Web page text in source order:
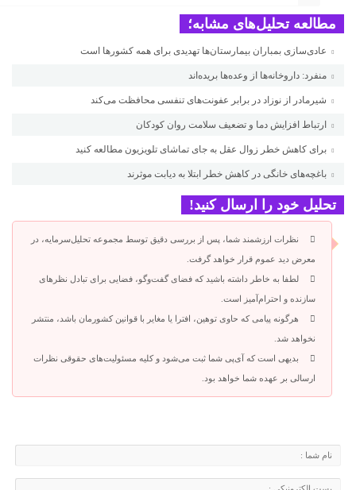
مطالعه تحلیل‌های مشابه؛
عادی‌سازی بمباران بیمارستان‌ها تهدیدی برای همه کشورها است
منفرد: داروخانه‌ها از وعده‌ها بریده‌اند
شیرمادر از نوزاد در برابر عفونت‌های تنفسی محافظت می‌کند
ارتباط افزایش دما و تضعیف سلامت روان کودکان
برای کاهش خطر زوال عقل به جای تماشای تلویزیون مطالعه کنید
باغچه‌های خانگی در کاهش خطر ابتلا به دیابت موثرند
تحلیل خود را ارسال کنید!
نظرات ارزشمند شما، پس از بررسی دقیق توسط مجموعه تحلیل‌سرمایه، در
معرض دید عموم قرار خواهد گرفت.
لطفا به خاطر داشته باشید که فضای گفت‌وگو، فضایی برای تبادل نظرهای
سازنده و احترام‌آمیز است.
هرگونه پیامی که حاوی توهین، افترا یا مغایر با قوانین کشورمان باشد، منتشر
نخواهد شد.
بدیهی است که آی‌پی شما ثبت می‌شود و کلیه مسئولیت‌های حقوقی نظرات
ارسالی بر عهده شما خواهد بود.